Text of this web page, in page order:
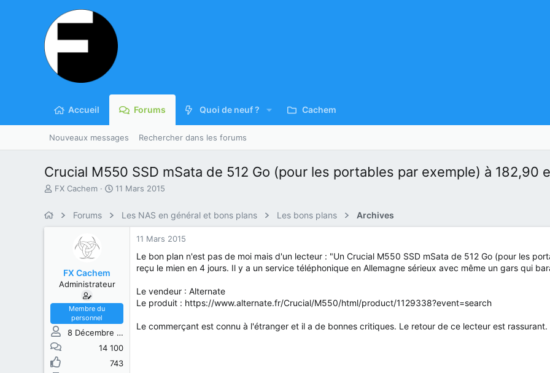
Accueil Forums Quoi de neuf ? Cachem
Nouveaux messages Rechercher dans les forums
Crucial M550 SSD mSata de 512 Go (pour les portables par exemple) à 182,90
A
FX Cachem
D
11 Mars 2015
Forums Les NAS en général et bons plans Les bons plans Archives
FX Cachem
Administrateur
Membre du
personnel
8 Décembre 2013
14 100
743
11 Mars 2015
Le bon plan n'est pas de moi mais d'un lecteur : "Un Crucial M550 SSD mSata de 512 Go (pour les
reçu le mien en 4 jours. Il y a un service téléphonique en Allemagne sérieux avec même un gars qui
Le vendeur : Alternate
Le produit : https://www.alternate.fr/Crucial/M550/html/product/1129338?event=search
Le commerçant est connu à l'étranger et il a de bonnes critiques. Le retour de ce lecteur est rassurant.